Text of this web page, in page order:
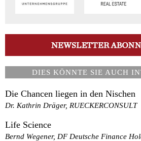
DIES KÖNNTE SIE AUCH
Die Chancen liegen in den Nischen
Dr. Kathrin Dräger, RUECKERCONSULT
Life Science
Bernd Wegener, DF Deutsche Finance